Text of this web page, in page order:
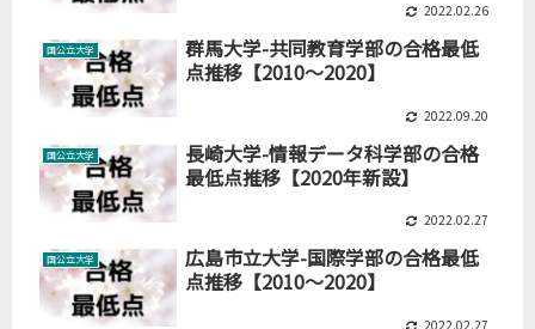
2022.02.26
国公立大学
群馬大学-共同教育学部の合格最低
点推移【2010～2020】
2022.09.20
国公立大学
長崎大学-情報データ科学部の合格
最低点推移【2020年新設】
2022.02.27
国公立大学
広島市立大学-国際学部の合格最低
点推移【2010～2020】
2022.02.27